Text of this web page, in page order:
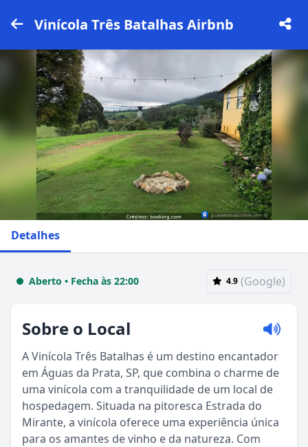
Vinícola Três Batalhas Airbnb
Detalhes
Aberto • Fecha às 22:00 4.9 (Google)
Sobre o Local
A Vinícola Três Batalhas é um destino encantador
em Águas da Prata, SP, que combina o charme de
uma vinícola com a tranquilidade de um local de
hospedagem. Situada na pitoresca Estrada do
Mirante, a vinícola oferece uma experiência única
para os amantes de vinho e da natureza. Com